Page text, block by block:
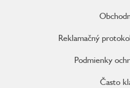
Reklamačný
Podmienky
Často